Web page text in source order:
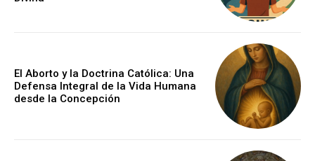
El Aborto y la Doctrina Católica: Una
Defensa Integral de la Vida Humana
desde la Concepción